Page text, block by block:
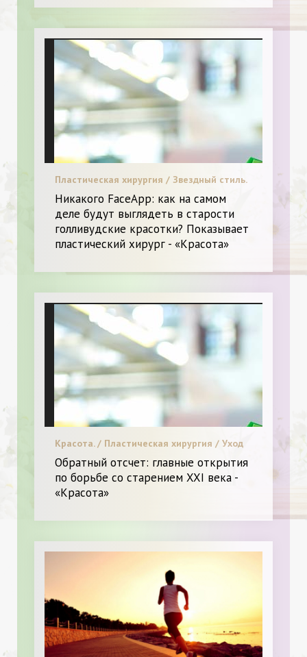
Пластическая хирургия / Звездный стиль.
Никакого FaceApp: как на самом
деле будут выглядеть в старости
голливудские красотки? Показывает
пластический хирург - «Красота»
Красота. / Пластическая хирургия / Уход
за лицом и телом. / Я и Красота.
Обратный отсчет: главные открытия
по борьбе со старением XXI века -
«Красота»